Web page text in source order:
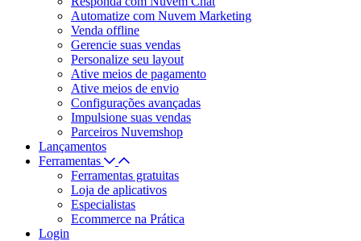
Automatize com Nuvem Marketing
Venda offline
Gerencie suas vendas
Personalize seu layout
Ative meios de pagamento
Ative meios de envio
Configurações avançadas
Impulsione suas vendas
Parceiros Nuvemshop
Lançamentos
Ferramentas
Ferramentas gratuitas
Loja de aplicativos
Especialistas
Ecommerce na Prática
Login